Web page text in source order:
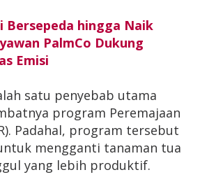
Bersepeda hingga Naik
PalmCo Dukung
Emisi
satu penyebab utama
program Peremajaan
Padahal, program tersebut
mengganti tanaman tua
yang lebih produktif.